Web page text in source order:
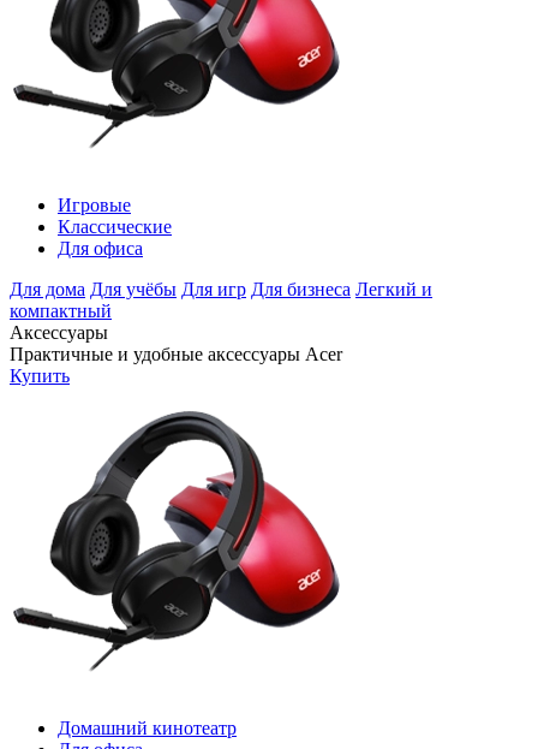
Игровые
Классические
Для офиса
Для дома Для учёбы Для игр Для бизнеса Легкий и
компактный
Аксессуары
Практичные и удобные аксессуары Acer
Купить
Домашний кинотеатр